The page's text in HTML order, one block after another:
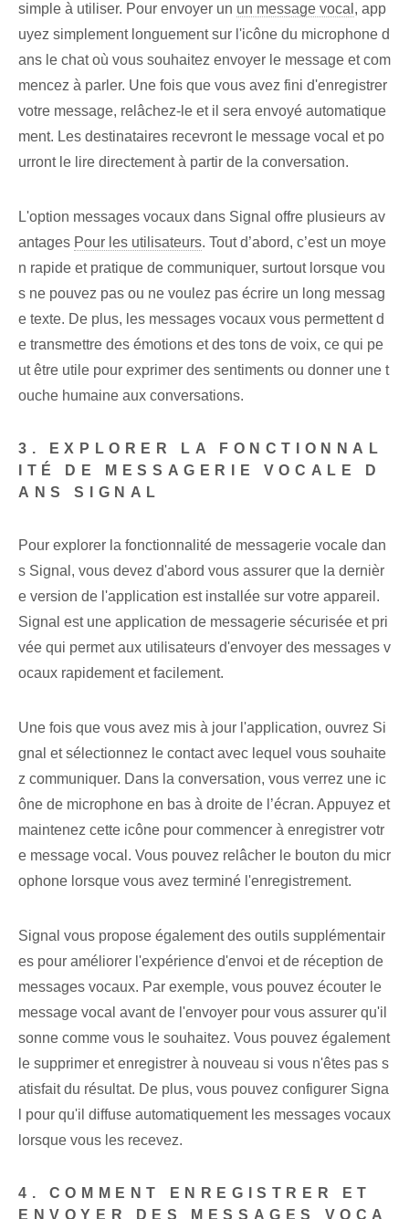
simple à utiliser. Pour envoyer un un message vocal , app
uyez simplement longuement sur l'icône du microphone d
ans le chat où vous souhaitez envoyer le message et com
mencez à parler. Une fois que vous avez fini d'enregistrer
votre message, relâchez-le et il sera envoyé automatique
ment. Les destinataires recevront le message vocal et po
urront le lire directement à partir de la conversation.
L'option messages vocaux dans Signal offre plusieurs av
antages Pour les utilisateurs. Tout d’abord, c’est un moye
n rapide et pratique de communiquer, surtout lorsque vou
s ne pouvez pas ou ne voulez pas écrire un long messag
e texte. De plus, les messages vocaux vous permettent d
e transmettre des émotions et des tons de voix, ce qui pe
ut être utile pour exprimer des sentiments ou donner une t
ouche humaine aux conversations.
3. EXPLORER LA FONCTIONNAL
ITÉ DE MESSAGERIE VOCALE D
ANS SIGNAL
Pour explorer la fonctionnalité de messagerie vocale dan
s Signal, vous devez d'abord vous assurer que la dernièr
e version de l'application est installée sur votre appareil.
Signal est une application de messagerie sécurisée et pri
vée qui permet aux utilisateurs d'envoyer des messages v
ocaux rapidement et facilement.
Une fois que vous avez mis à jour l'application, ouvrez Si
gnal et sélectionnez le contact avec lequel vous souhaite
z communiquer. Dans la conversation, vous verrez une ic
ône de microphone en bas à droite de l’écran. Appuyez et
maintenez cette icône pour commencer à enregistrer votr
e message vocal. Vous pouvez relâcher le bouton du micr
ophone lorsque vous avez terminé l'enregistrement.
Signal vous propose également des outils supplémentair
es pour améliorer l'expérience d'envoi et de réception de
messages vocaux. Par exemple, vous pouvez écouter le
message vocal avant de l'envoyer pour vous assurer qu'il
sonne comme vous le souhaitez. Vous pouvez également
le supprimer et enregistrer à nouveau si vous n'êtes pas s
atisfait du résultat. De plus, vous pouvez configurer Signa
l pour qu'il diffuse automatiquement les messages vocaux
lorsque vous les recevez.
4. COMMENT ENREGISTRER ET
ENVOYER DES MESSAGES VOCA